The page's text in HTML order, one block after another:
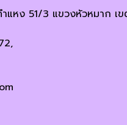
แหง 51/3 แขวงหัวหมาก เ